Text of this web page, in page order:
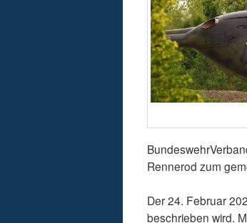
Rennerod zum
Der 24. Februar
beschrieben wird.